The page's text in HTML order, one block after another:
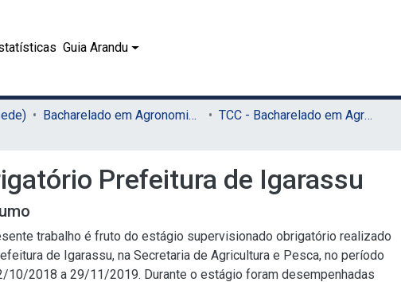
Guia Arandu
Bacharelado em Agronomia (Sede)
TCC - Bacharelado em Agronomia (Sede)
Prefeitura de Igarassu
trabalho é fruto do estágio supervisionado obrigatório realizado
de Igarassu, na Secretaria de Agricultura e Pesca, no período
10/2018 a 29/11/2019. Durante o estágio foram desempenhadas